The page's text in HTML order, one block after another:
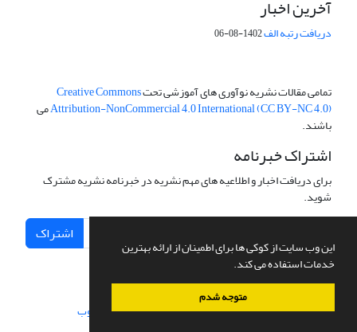
این وب سایت از کوکی ها برای اطمینان از ارائه بهترین
خدمات استفاده می کند.
متوجه شدم
آخرین اخبار
دریافت رتبه الف1402-08-06
تمامی مقالات نشریه نوآوری های آموزشی تحتCreative Commons
Attribution-NonCommercial 4.0 International (CC BY-NC 4.0)می
باشند.
اشتراک خبرنامه
برای دریافت اخبار و اطلاعیه های مهم نشریه در خبرنامه نشریه مشترک
شوید.
اشتراک
سامانه مدیریت نشریات علمی.طراحی و پیاده سازی از سیناوب